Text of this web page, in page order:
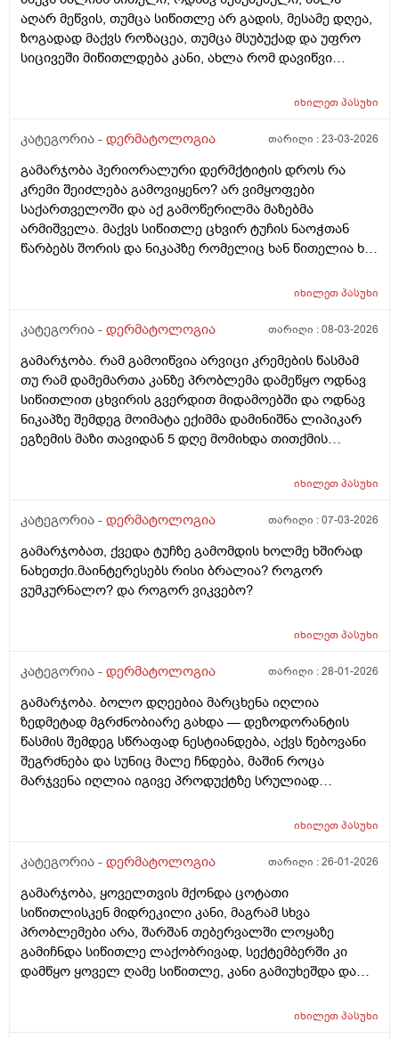
აღარ მეწვის, თუმცა სიწითლე არ გადის, მესამე დღეა,
ზოგადად მაქვს როზაცეა, თუმცა მსუბუქად და უფრო
სიცივეში მიწითლდება კანი, ახლა რომ დავიწვი
შეიძლება რომ უფრო გამიღიზიანდეს? და ამიხილეთპასუხი
კატეგორია - დერმატოლოგია თარიღი :23-03-2026
გამარჯობა პერიორალური დერმქტიტის დროს რა
კრემი შეიძლება გამოვიყენო? არ ვიმყოფები
საქართველოში და აქ გამოწერილმა მაზებმა
არმიშველა. მაქვს სიწითლე ცხვირ ტუჩის ნაოჭთან
წარბებს შორის და ნიკაპზე რომელიც ხან წითელია ხან
მირჩიეთ რა მაზი შემიძლია გამოვიყენო. მადლობა
იხილეთპასუხი
კატეგორია - დერმატოლოგია თარიღი :08-03-2026
გამარჯობა. რამ გამოიწვია არვიცი კრემების წასმამ
თუ რამ დამემართა კანზე პრობლემა დამეწყო ოდნავ
სიწითლით ცხვირის გვერდით მიდამოებში და ოდნავ
ნიკაპზე შემდეგ მოიმატა ექიმმა დამინიშნა ლიპიკარ
ეგზემის მაზი თავიდან 5 დღე მომიხდა თითქმის
და დაემატა წარბებს შორის . გავაგრძელე ეს ეგზემია
არ ვისმევ მაგრამ კანი მაქვს საშინლად გამომშრალი
ზუსტად რა მჭირს მეშინია რაიმე კრემია წასმა რომ
უარესი არ დამემართოს რა შეიძლება გავაკეთო ?
იხილეთპასუხი
კატეგორია - დერმატოლოგია თარიღი :07-03-2026
გამარჯობათ, ქვედა ტუჩზე გამომდის ხოლმე ხშირად
ნახეთქი.მაინტერესებს რისი ბრალია? როგორ
ვუმკურნალო? და როგორ ვიკვებო?
იხილეთპასუხი
კატეგორია - დერმატოლოგია თარიღი :28-01-2026
გამარჯობა. ბოლო დღეებია მარცხენა იღლია
ზედმეტად მგრძნობიარე გახდა — დეზოდორანტის
წასმის შემდეგ სწრაფად ნესტიანდება, აქვს წებოვანი
შეგრძნება და სუნიც მალე ჩნდება, მაშინ როცა
მარჯვენა იღლია იგივე პროდუქტზე სრულიად
ტკივილი არ მაქვს, მაგრამ აშკარა ასიმეტრიაა
კანის გაღიზიანება, ოფლის ჯირკვლების აქტივობის
როგორი ტიპის მოვლას მირჩევთ ვარ 17 წლის ბიჭი
ბევრი სხვადასხვა დეზოდორანტი მიხმარია და
აღმოვაჩინე რო დეზოდორანტებში არ არის საქმე
არამედ ჩემს მარცხენა იღლიაშია. მადლობა წინასწარ
პასუხისთვის
იხილეთპასუხი
კატეგორია - დერმატოლოგია თარიღი :26-01-2026
გამარჯობა, ყოველთვის მქონდა ცოტათი
სიწითლისკენ მიდრეკილი კანი, მაგრამ სხვა
პრობლემები არა, შარშან თებერვალში ლოყაზე
გამიჩნდა სიწითლე ლაქობრივად, სექტემბერში კი
დამწყო ყოველ ღამე სიწითლე, კანი გამიუხეშდა და
საწინააღმდეგო სახის დასააბნი 6 კვირის მანძილზე,
იხილეთპასუხი